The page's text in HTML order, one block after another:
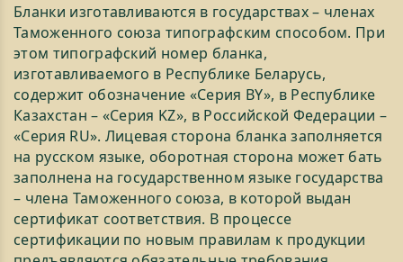
Бланки изготавливаются в государствах – членах
Таможенного союза типографским способом. При
этом типографский номер бланка,
изготавливаемого в Республике Беларусь,
содержит обозначение «Серия BY», в Республике
Казахстан – «Серия KZ», в Российской Федерации –
«Серия RU». Лицевая сторона бланка заполняется
на русском языке, оборотная сторона может бать
заполнена на государственном языке государства
– члена Таможенного союза, в которой выдан
сертификат соответствия. В процессе
сертификации по новым правилам к продукции